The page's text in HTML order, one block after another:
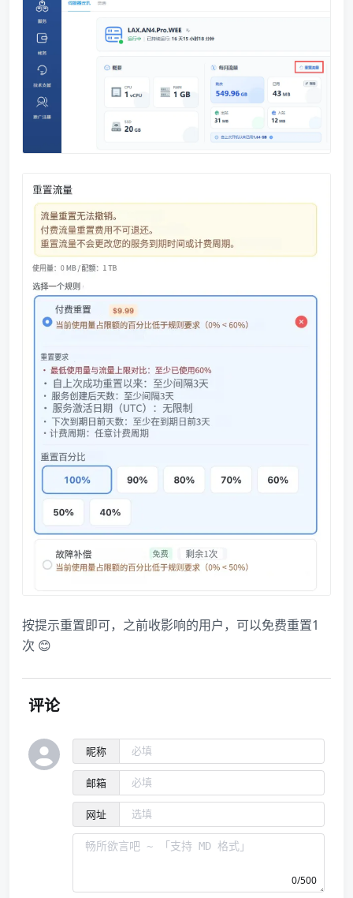
按提示重置即可，之前收影响的用户，可以免费重置1
次 😊
评论
昵称
邮箱
网址
0/500